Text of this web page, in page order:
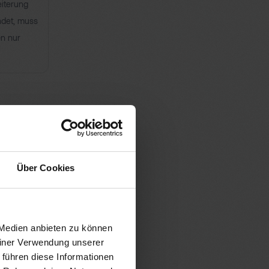
Über Cookies
anbieten zu können
Verwendung unserer
diese Informationen
muss
nur
muss.